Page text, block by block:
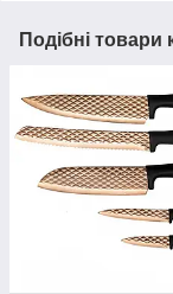
Подібні товари